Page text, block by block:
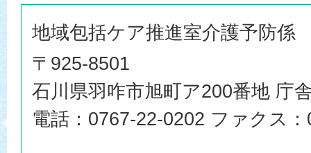
地域包括ケア推進室介護予防係
〒925-8501
石川県羽咋市旭町ア200番地 庁
電話：0767-22-0202 ファクス